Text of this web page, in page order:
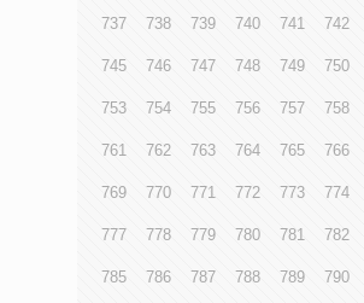
737 738 739 740 741 742
745 746 747 748 749 750
753 754 755 756 757 758
761 762 763 764 765 766
769 770 771 772 773 774
777 778 779 780 781 782
785 786 787 788 789 790